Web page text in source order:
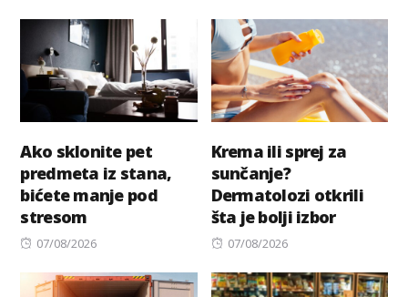
Ako sklonite pet
predmeta iz stana,
bićete manje pod
stresom
Posted
07/08/2026
Krema ili sprej za
sunčanje?
Dermatolozi otkrili
šta je bolji izbor
Posted
07/08/2026